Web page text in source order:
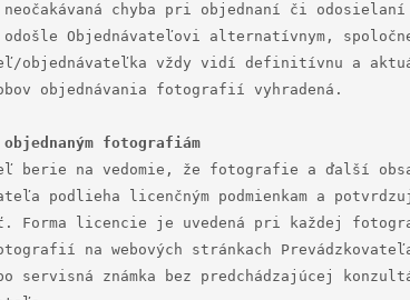
neočakávaná chyba pri objednaní či
Objednávateľovi alternatívnym, spoločne
objednávateľka vždy vidí definitívnu a
objednávania fotografií vyhradená.
berie na vedomie, že fotografie a ďalší
podlieha licenčným podmienkam a
Forma licencie je uvedená pri každej
na webových stránkach
servisná známka bez predchádzajúcej